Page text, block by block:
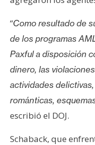
u
r
s
o
s
C
o
n
“Como resultado de
de los programas
Paxful a disposición
dinero, las
actividades
románticas,
escribió el DOJ.
Schaback, que